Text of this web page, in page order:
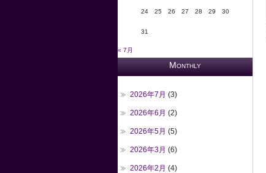
24 25 26 27 28 29 30
31
« 7月
Monthly
2026年7月 (3)
2026年6月 (2)
2026年5月 (5)
2026年3月 (6)
2026年2月 (4)